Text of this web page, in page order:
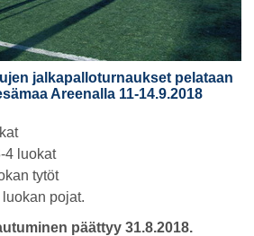
jalkapalloturnaukset pelataan
Areenalla 11-14.9.2018
4 luokat
tytöt
pojat.
päättyy 31.8.2018.